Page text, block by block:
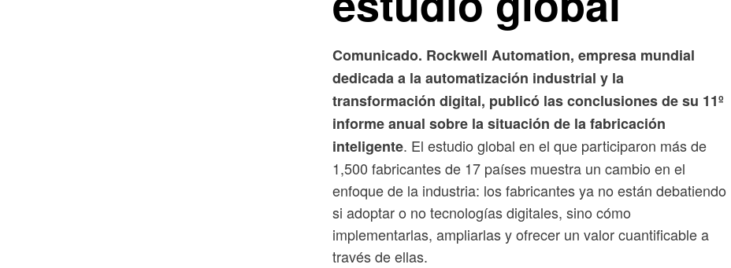
Comunicado. Rockwell Automation, empresa mundial
dedicada a la automatización industrial y la
transformación digital, publicó las conclusiones de su 11º
informe anual sobre la situación de la fabricación
inteligente. El estudio global en el que participaron más de
1,500 fabricantes de 17 países muestra un cambio en el
enfoque de la industria: los fabricantes ya no están debatiendo
si adoptar o no tecnologías digitales, sino cómo
implementarlas, ampliarlas y ofrecer un valor cuantificable a
través de ellas.